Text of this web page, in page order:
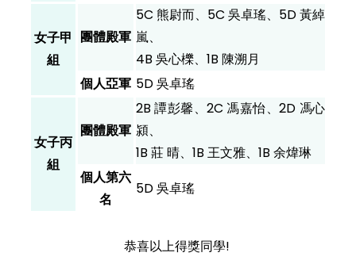
女子甲
組
團體殿軍
5C 熊尉而、5C 吳卓瑤、5D 黃綽
嵐、
4B 吳心櫟、1B 陳溯月
個人亞軍 5D 吳卓瑤
女子丙
組
團體殿軍
2B 譚彭馨、2C 馮嘉怡、2D 馮心
潁、
1B 莊 晴、1B 王文雅、1B 余煒琳
個人第六
名
5D 吳卓瑤
恭喜以上得獎同學!